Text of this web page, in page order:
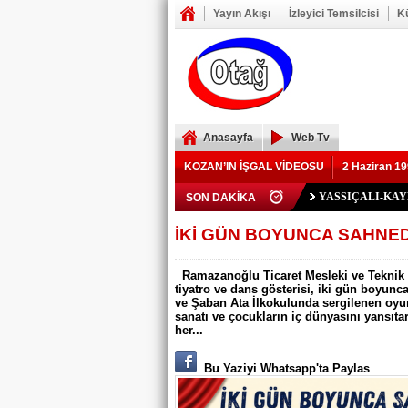
Yayın Akışı İzleyici Temsilcisi
Anasayfa Web Tv
KOZAN’IN İŞGAL VİDEOSU 2 Haziran
SON DAKİKA Polis Memuru
FEKE’DE
İKİ GÜN BOYUNCA
Ramazanoğlu Ticaret Mesleki ve
tiyatro ve dans gösterisi, iki gün
ve Şaban Ata İlkokulunda sergilenen
sanatı ve çocukların iç dünyasını
her...
Bu Yaziyi Whatsapp'ta Paylas